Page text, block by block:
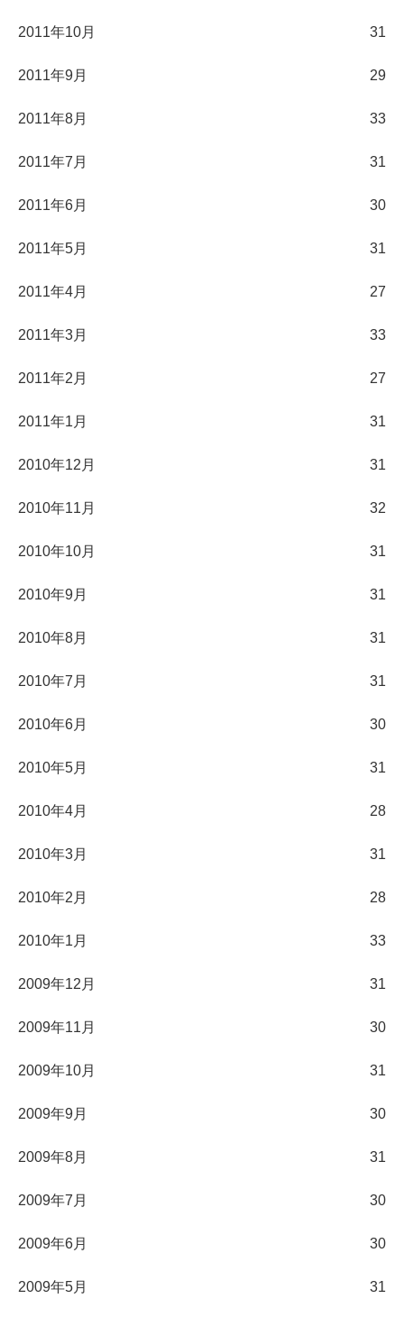
2011年10月 31
2011年9月 29
2011年8月 33
2011年7月 31
2011年6月 30
2011年5月 31
2011年4月 27
2011年3月 33
2011年2月 27
2011年1月 31
2010年12月 31
2010年11月 32
2010年10月 31
2010年9月 31
2010年8月 31
2010年7月 31
2010年6月 30
2010年5月 31
2010年4月 28
2010年3月 31
2010年2月 28
2010年1月 33
2009年12月 31
2009年11月 30
2009年10月 31
2009年9月 30
2009年8月 31
2009年7月 30
2009年6月 30
2009年5月 31